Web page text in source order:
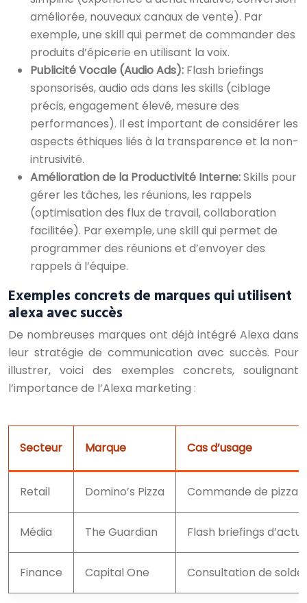
améliorée, nouveaux canaux de vente). Par
exemple, une skill qui permet de commander des
produits d’épicerie en utilisant la voix.
Publicité Vocale (Audio Ads): Flash briefings
sponsorisés, audio ads dans les skills (ciblage
précis, engagement élevé, mesure des
performances). Il est important de considérer les
aspects éthiques liés à la transparence et la non-
intrusivité.
Amélioration de la Productivité Interne:Skills pour
gérer les tâches, les réunions, les rappels
(optimisation des flux de travail, collaboration
facilitée). Par exemple, une skill qui permet de
programmer des réunions et d’envoyer des
rappels à l’équipe.
Exemples concrets de marques qui utilisent
alexa avec succès
De nombreuses marques ont déjà intégré Alexa dans
leur stratégie de communication avec succès. Pour
illustrer, voici des exemples concrets, soulignant
l’importance de l’Alexa marketing :
Secteur Marque Cas d’usage
Retail Domino’s Pizza Commande de pizza
Média The Guardian Flash briefings
Finance Capital One Consultation de